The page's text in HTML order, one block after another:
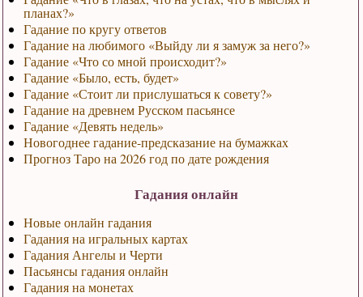
планах?»
Гадание по кругу ответов
Гадание на любимого «Выйду ли я замуж за него?»
Гадание «Что со мной происходит?»
Гадание «Было, есть, будет»
Гадание «Стоит ли прислушаться к совету?»
Гадание на древнем Русском пасьянсе
Гадание «Девять недель»
Новогоднее гадание-предсказание на бумажках
Прогноз Таро на 2026 год по дате рождения
Гадания онлайн
Новые онлайн гадания
Гадания на игральных картах
Гадания Ангелы и Черти
Пасьянсы гадания онлайн
Гадания на монетах